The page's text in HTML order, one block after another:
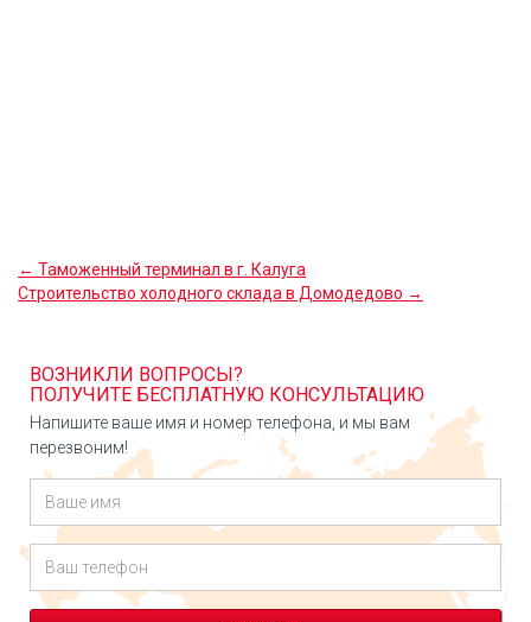
← Таможенный терминал в г. Калуга
Строительство холодного склада в Домодедово →
ВОЗНИКЛИ ВОПРОСЫ?
ПОЛУЧИТЕ БЕСПЛАТНУЮ КОНСУЛЬТАЦИЮ
Напишите ваше имя и номер телефона, и мы вам
перезвоним!